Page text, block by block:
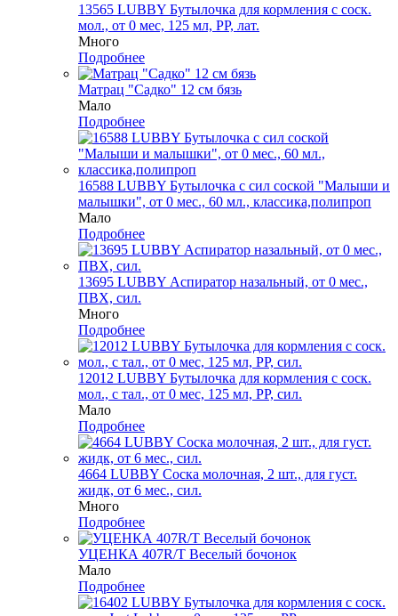
13565 LUBBY Бутылочка для кормления с соск.
мол., от 0 мес, 125 мл, PP, лат.
Много
Подробнее
Матрац "Садко" 12 см бязь
Мало
Подробнее
16588 LUBBY Бутылочка с сил соской "Малыши и
малышки", от 0 мес., 60 мл., классика,полипроп
Мало
Подробнее
13695 LUBBY Аспиратор назальный, от 0 мес.,
ПВХ, сил.
Много
Подробнее
12012 LUBBY Бутылочка для кормления с соск.
мол., с тал., от 0 мес, 125 мл, PP, сил.
Мало
Подробнее
4664 LUBBY Соска молочная, 2 шт., для густ.
жидк, от 6 мес., сил.
Много
Подробнее
УЦЕНКА 407R/Т Веселый бочонок
Мало
Подробнее